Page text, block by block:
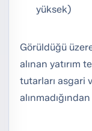
yüksek)
Görüldüğü
alınan yatırım
tutarları asgari